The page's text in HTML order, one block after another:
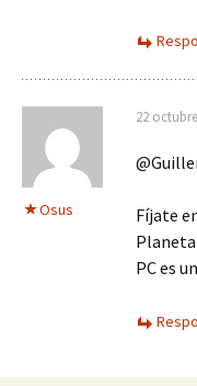
Osus
22
Fíjate
PC es